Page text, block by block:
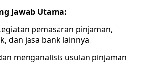
Jawab Utama:
pemasaran pinjaman,
dan jasa bank lainnya.
menganalisis usulan pinjaman